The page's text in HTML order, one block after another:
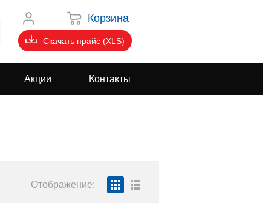
Корзина
Скачать прайс (XLS)
Акции Контакты
Отображение: